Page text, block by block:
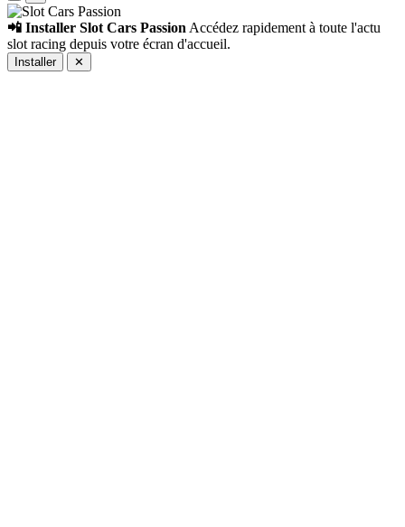
📲 Installer Slot Cars Passion Accédez rapidement à toute l'actu
slot racing depuis votre écran d'accueil.
Installer ✕